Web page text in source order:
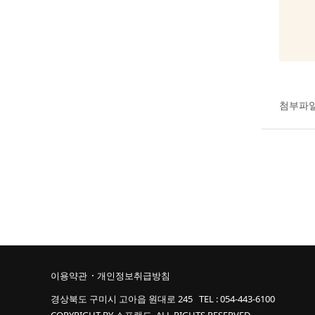
첨부파
이용약관
개인정보취급방침
경상북도 구미시 고아읍 원대로 245 TEL :054-443-6100